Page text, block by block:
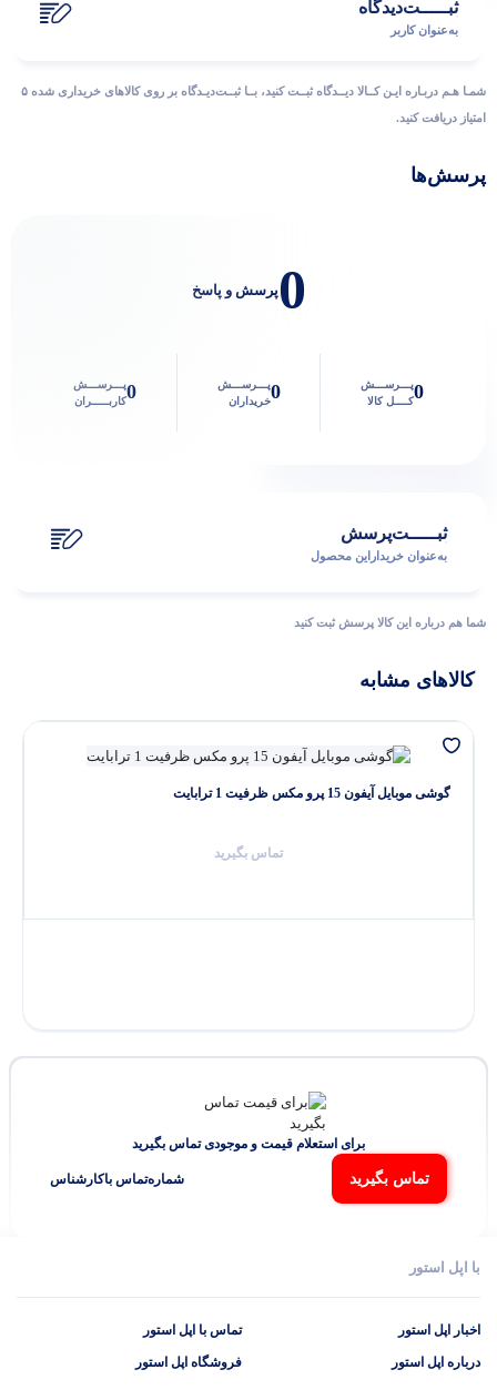
ثبـــــت‌دیدگاه
به‌عنوان کاربر
شمـا هـم دربـاره ایـن کــالا دیــدگاه ثبــت کنید، بــا ثبــت‌دیـدگاه بر روی کالاهای خریداری شده ۵
امتیاز دریافت کنید.
پرسش‌ها
0پرسش و پاسخ
0پـــرســـش
کــــل کالا
0پـــرســـش
خریداران
0پـــرســـش
کاربـــــران
ثبـــــت‌پرسش
به‌عنوان ‌خریدار‌این‌ محصول
شما هم درباره این کالا پرسش ثبت کنید
کالاهای مشابه
گوشی موبایل آیفون 15 پرو مکس ظرفیت 1 ترابایت
تماس بگیرید
برای استعلام قیمت و موجودی تماس بگیرید
تماس بگیرید شماره‌تماس‌ با‌کارشناس
با اپل استور
اخبار اپل استور
درباره اپل استور
تماس با اپل استور
فروشگاه اپل استور
پاسخگوی سوالات شما هستیم